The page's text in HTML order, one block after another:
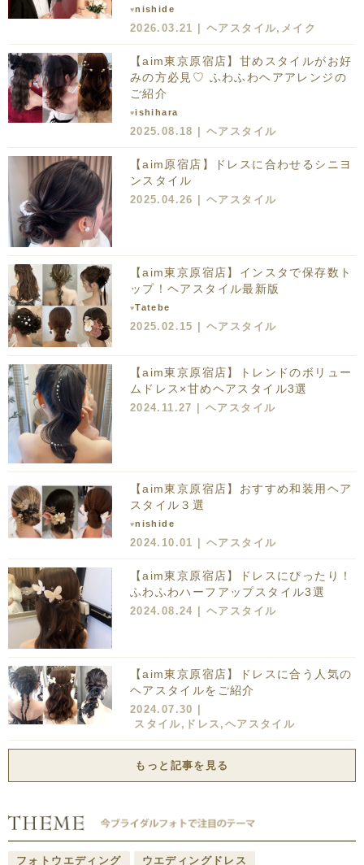
♥nishide
2026.03.21 | ヘアスタイル, メイク
【aim東京原宿店】甘めスタイルがお好
みの方必見♡ ふわふわヘアアレンジの
ご紹介
♥ishihara
2025.08.18 | ヘアスタイル
【aim原宿店】ドレスに合わせるシニヨ
ンスタイル
2025.04.26 | ヘアスタイル
【aim東京原宿店】インスタで保存数ト
ップ！ヘアスタイル最新版
♥Tatebe
2025.02.15 | ヘアスタイル
【aim東京原宿店】トレンドのボリュー
ムドレス×甘めヘアスタイル3選
2024.11.27 | ヘアスタイル
【aim東京原宿店】おすすめ和装用ヘア
スタイル３選
♥nishide
2024.10.01 | ヘアスタイル
【aim東京原宿店】ドレスにぴったり！
ふわふわハーフアップスタイル3選
2024.08.24 | ヘアスタイル
【aim東京原宿店】ドレスに合う人気の
ヘアスタイルをご紹介
2024.07.30 |
スタイル, ドレス , ヘアスタイル
もっと記事を見る
フォトウエディング ウエディングドレス